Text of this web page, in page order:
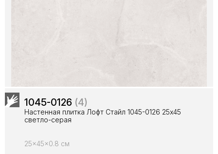
1045-0126 (4)
Настенная плитка Лофт Стайл 1045-0126 25х45
cветло-серая
25x45x0.8 см